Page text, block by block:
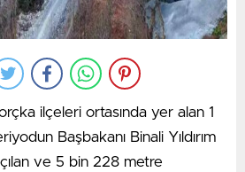
ilçeleri ortasında yer alan 1
Başbakanı Binali Yıldırım
ve 5 bin 228 metre